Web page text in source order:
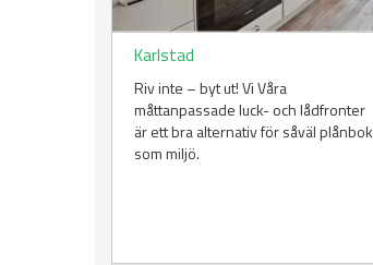
Karlstad
Riv inte – byt ut! Vi Våra
måttanpassade luck- och lådfronter
är ett bra alternativ för såväl plånbok
som miljö.